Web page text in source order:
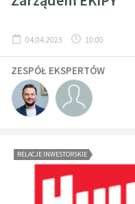
04.04.2023 10:00
ZESPÓŁ EKSPERTÓW
RELACJE INWESTORSKIE